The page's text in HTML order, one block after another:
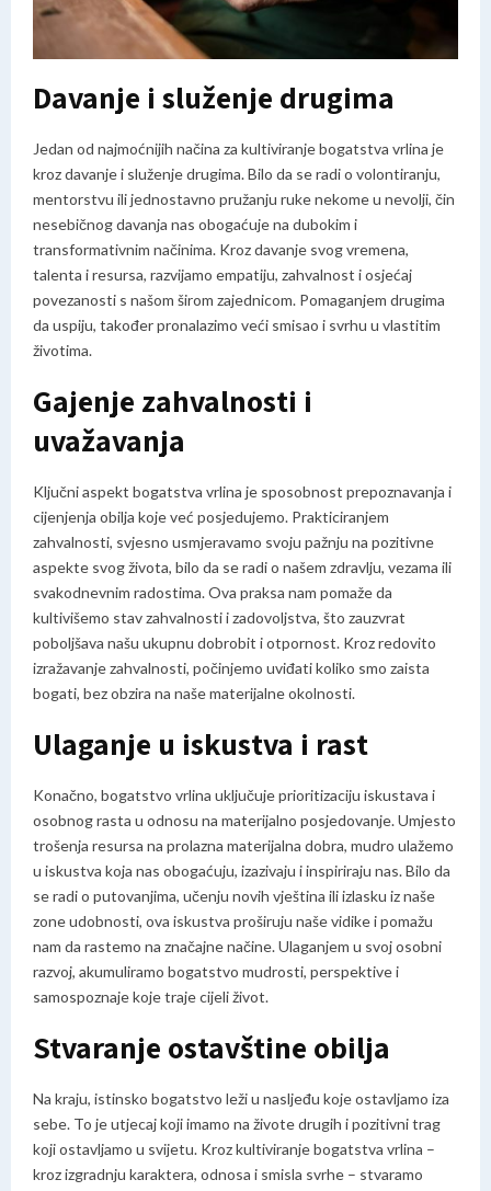
Davanje i služenje drugima
Jedan od najmoćnijih načina za kultiviranje bogatstva vrlina je
kroz davanje i služenje drugima. Bilo da se radi o volontiranju,
mentorstvu ili jednostavno pružanju ruke nekome u nevolji, čin
nesebičnog davanja nas obogaćuje na dubokim i
transformativnim načinima. Kroz davanje svog vremena,
talenta i resursa, razvijamo empatiju, zahvalnost i osjećaj
povezanosti s našom širom zajednicom. Pomaganjem drugima
da uspiju, također pronalazimo veći smisao i svrhu u vlastitim
životima.
Gajenje zahvalnosti i
uvažavanja
Ključni aspekt bogatstva vrlina je sposobnost prepoznavanja i
cijenjenja obilja koje već posjedujemo. Prakticiranjem
zahvalnosti, svjesno usmjeravamo svoju pažnju na pozitivne
aspekte svog života, bilo da se radi o našem zdravlju, vezama ili
svakodnevnim radostima. Ova praksa nam pomaže da
kultivišemo stav zahvalnosti i zadovoljstva, što zauzvrat
poboljšava našu ukupnu dobrobit i otpornost. Kroz redovito
izražavanje zahvalnosti, počinjemo uviđati koliko smo zaista
bogati, bez obzira na naše materijalne okolnosti.
Ulaganje u iskustva i rast
Konačno, bogatstvo vrlina uključuje prioritizaciju iskustava i
osobnog rasta u odnosu na materijalno posjedovanje. Umjesto
trošenja resursa na prolazna materijalna dobra, mudro ulažemo
u iskustva koja nas obogaćuju, izazivaju i inspiriraju nas. Bilo da
se radi o putovanjima, učenju novih vještina ili izlasku iz naše
zone udobnosti, ova iskustva proširuju naše vidike i pomažu
nam da rastemo na značajne načine. Ulaganjem u svoj osobni
razvoj, akumuliramo bogatstvo mudrosti, perspektive i
samospoznaje koje traje cijeli život.
Stvaranje ostavštine obilja
Na kraju, istinsko bogatstvo leži u nasljeđu koje ostavljamo iza
sebe. To je utjecaj koji imamo na živote drugih i pozitivni trag
koji ostavljamo u svijetu. Kroz kultiviranje bogatstva vrlina –
kroz izgradnju karaktera, odnosa i smisla svrhe – stvaramo